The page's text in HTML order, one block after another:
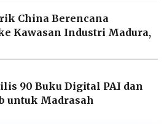
China Berencana
Kawasan Industri Madura,
90 Buku Digital PAI dan
untuk Madrasah